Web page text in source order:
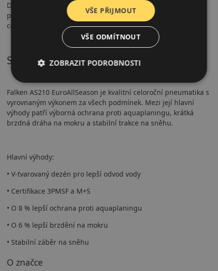
Doporučena pro osobní vozy v městském i meziměstském
provozu. Ideální pro řidiče hledající bezpečné a komfortní
celoroční řešení.
Shrnutí
Falken AS210 EuroAllSeason je kvalitní celoroční pneumatika s
vyrovnaným výkonem za všech podmínek. Mezi její hlavní
výhody patří výborná ochrana proti aquaplaningu, krátká
brzdná dráha na mokru a stabilní trakce na sněhu.
Hlavní výhody:
• V-tvarovaný dezén pro lepší odvod vody
• Certifikace 3PMSF a M+S
• O 8 % lepší ochrana proti aquaplaningu
• O 6 % lepší brzdění na mokru
• Stabilní záběr na sněhu
O značce
VŠE PŘIJMOUT
VŠE ODMÍTNOUT
ZOBRAZIT PODROBNOSTI